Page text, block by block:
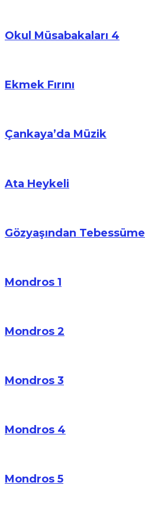
Okul Müsabakaları 4
Ekmek Fırını
Çankaya’da Müzik
Ata Heykeli
Gözyaşından Tebessüme
Mondros 1
Mondros 2
Mondros 3
Mondros 4
Mondros 5